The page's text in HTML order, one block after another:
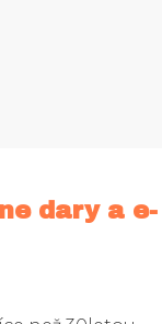
dary a e-